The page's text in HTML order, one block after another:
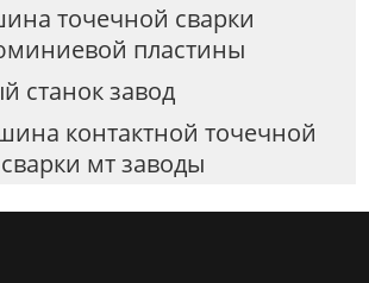
точечной сварки
пластины
станок завод
контактной точечной
сварки мт заводы